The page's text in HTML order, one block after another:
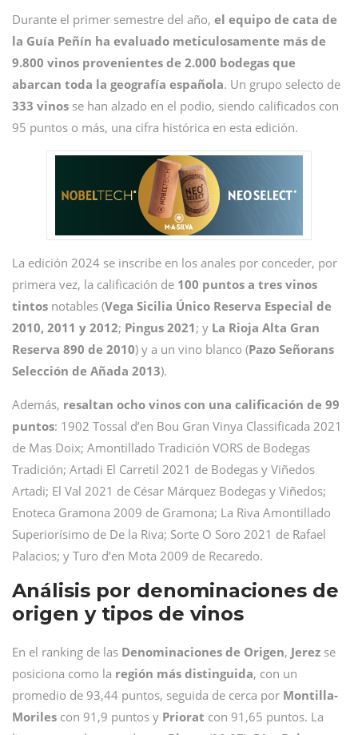
Durante el primer semestre del año, el equipo de cata de
la Guía Peñín ha evaluado meticulosamente más de
9.800 vinos provenientes de 2.000 bodegas que
abarcan toda la geografía española. Un grupo selecto de
333 vinos se han alzado en el podio, siendo calificados con
95 puntos o más, una cifra histórica en esta edición.
La edición 2024 se inscribe en los anales por conceder, por
primera vez, la calificación de 100 puntos a tres vinos
tintos notables (Vega Sicilia Único Reserva Especial de
2010, 2011 y 2012; Pingus 2021 ; y La Rioja Alta Gran
Reserva 890 de 2010) y a un vino blanco (Pazo Señorans
Selección de Añada 2013).
Además, resaltan ocho vinos con una calificación de 99
puntos: 1902 Tossal d’en Bou Gran Vinya Classificada 2021
de Mas Doix; Amontillado Tradición VORS de Bodegas
Tradición; Artadi El Carretil 2021 de Bodegas y Viñedos
Artadi; El Val 2021 de César Márquez Bodegas y Viñedos;
Enoteca Gramona 2009 de Gramona; La Riva Amontillado
Superiorísimo de De la Riva; Sorte O Soro 2021 de Rafael
Palacios; y Turo d’en Mota 2009 de Recaredo.
Análisis por denominaciones de
origen y tipos de vinos
En el ranking de las Denominaciones de Origen, Jerez se
posiciona como la región más distinguida, con un
promedio de 93,44 puntos, seguida de cerca por Montilla-
Moriles con 91,9 puntos y Priorat con 91,65 puntos. La